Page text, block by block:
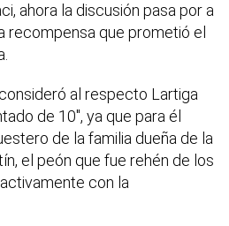
ahora la discusión pasa por a
recompensa que prometió el
al respecto Lartiga
de 10", ya que para él
de la familia dueña de la
el peón que fue rehén de los
con la